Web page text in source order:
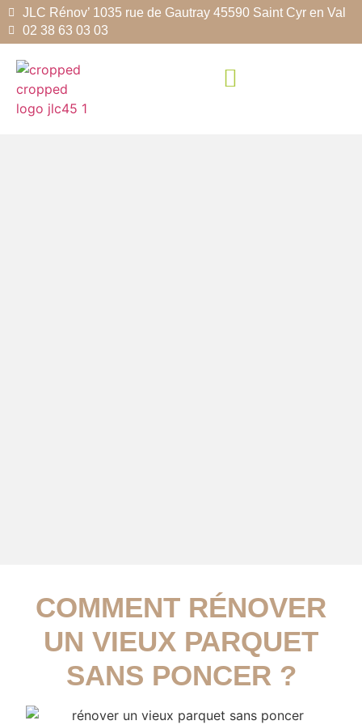
JLC Rénov’ 1035 rue de Gautray 45590 Saint Cyr en Val
02 38 63 03 03
COMMENT RÉNOVER
UN VIEUX PARQUET
SANS PONCER ?